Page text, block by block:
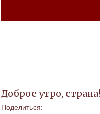
Доброе утро,
Поделиться: